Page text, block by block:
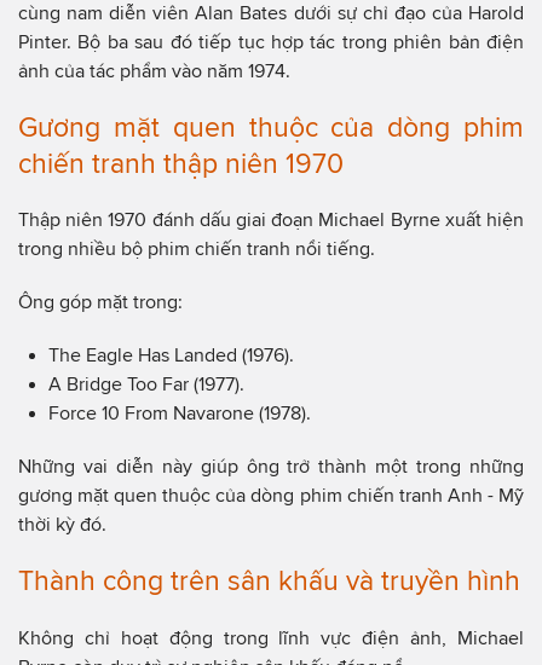
cùng nam diễn viên Alan Bates dưới sự chỉ đạo của Harold
Pinter. Bộ ba sau đó tiếp tục hợp tác trong phiên bản điện
ảnh của tác phẩm vào năm 1974.
Gương mặt quen thuộc của dòng phim
chiến tranh thập niên 1970
Thập niên 1970 đánh dấu giai đoạn Michael Byrne xuất hiện
trong nhiều bộ phim chiến tranh nổi tiếng.
Ông góp mặt trong:
The Eagle Has Landed (1976).
A Bridge Too Far (1977).
Force 10 From Navarone (1978).
Những vai diễn này giúp ông trở thành một trong những
gương mặt quen thuộc của dòng phim chiến tranh Anh - Mỹ
thời kỳ đó.
Thành công trên sân khấu và truyền hình
Không chỉ hoạt động trong lĩnh vực điện ảnh, Michael